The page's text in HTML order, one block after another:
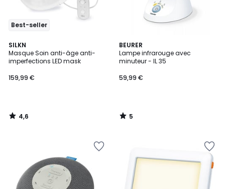
Best-seller
SILKN
Masque Soin anti-âge anti-
imperfections LED mask
159,99 €
4,6
/ 5
4,6
/
BEURER
Lampe infrarouge avec
minuteur - IL 35
59,99 €
5
/
5
5
/